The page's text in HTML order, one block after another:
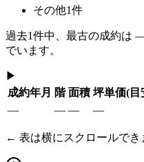
その他1件
過去1件中、最古の成約は
でいます。
▶
成約年月 階 面積 坪単価(目
—
— — —
← 表は横にスクロールで